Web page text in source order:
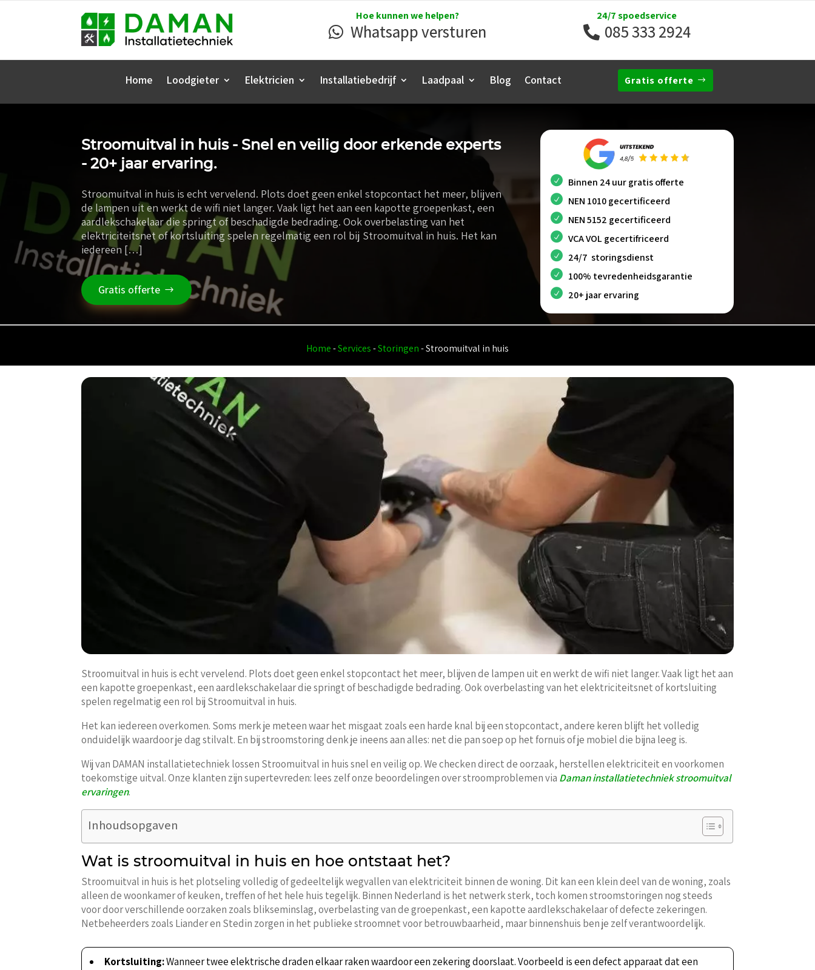
Hoe kunnen we helpen?
Whatsapp versturen
24/7 spoedservice
085 333 2924
Home Loodgieter Elektricien Installatiebedrijf Laadpaal Blog Contact Gratis offerte
Stroomuitval in huis - Snel en veilig door erkende experts
- 20+ jaar ervaring.
Stroomuitval in huis is echt vervelend. Plots doet geen enkel stopcontact het meer, blijven
de lampen uit en werkt de wifi niet langer. Vaak ligt het aan een kapotte groepenkast, een
aardlekschakelaar die springt of beschadigde bedrading. Ook overbelasting van het
elektriciteitsnet of kortsluiting spelen regelmatig een rol bij Stroomuitval in huis. Het kan
iedereen […]
Gratis offerte
Binnen 24 uur gratis offerte
NEN 1010 gecertificeerd
NEN 5152 gecertificeerd
VCA VOL gecertifriceerd
24/7 storingsdienst
100% tevredenheidsgarantie
20+ jaar ervaring
Home-Services-Storingen-Stroomuitval in huis
Stroomuitval in huis is echt vervelend. Plots doet geen enkel stopcontact het meer, blijven de lampen uit en werkt de wifi niet langer. Vaak ligt het aan
een kapotte groepenkast, een aardlekschakelaar die springt of beschadigde bedrading. Ook overbelasting van het elektriciteitsnet of kortsluiting
spelen regelmatig een rol bij Stroomuitval in huis.
Het kan iedereen overkomen. Soms merk je meteen waar het misgaat zoals een harde knal bij een stopcontact, andere keren blijft het volledig
onduidelijk waardoor je dag stilvalt. En bij stroomstoring denk je ineens aan alles: net die pan soep op het fornuis of je mobiel die bijna leeg is.
Wij van DAMAN installatietechniek lossen Stroomuitval in huis snel en veilig op. We checken direct de oorzaak, herstellen elektriciteit en voorkomen
toekomstige uitval. Onze klanten zijn supertevreden: lees zelf onze beoordelingen over stroomproblemen via Daman installatietechniek stroomuitval
ervaringen.
Inhoudsopgaven
Wat is stroomuitval in huis en hoe ontstaat het?
Stroomuitval in huis is het plotseling volledig of gedeeltelijk wegvallen van elektriciteit binnen de woning. Dit kan een klein deel van de woning, zoals
alleen de woonkamer of keuken, treffen of het hele huis tegelijk. Binnen Nederland is het netwerk sterk, toch komen stroomstoringen nog steeds
voor door verschillende oorzaken zoals blikseminslag, overbelasting van de groepenkast, een kapotte aardlekschakelaar of defecte zekeringen.
Netbeheerders zoals Liander en Stedin zorgen in het publieke stroomnet voor betrouwbaarheid, maar binnenshuis ben je zelf verantwoordelijk.
Kortsluiting:Wanneer twee elektrische draden elkaar raken waardoor een zekering doorslaat. Voorbeeld is een defect apparaat dat een